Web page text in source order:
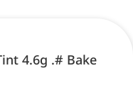
4.6g .# Bake